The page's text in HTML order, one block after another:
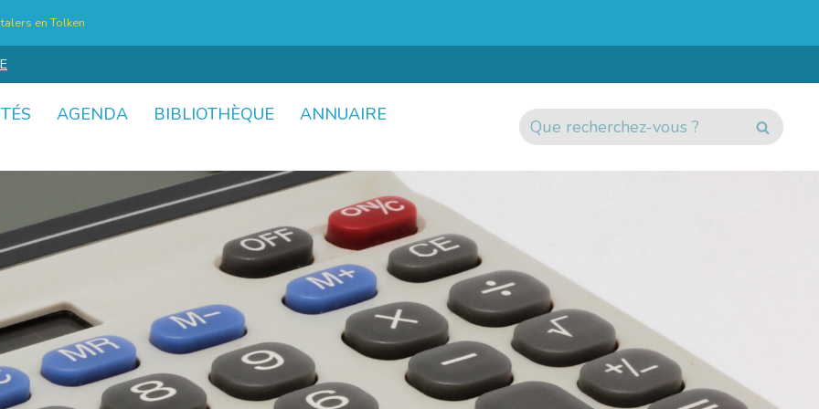
en Tolken
AGENDA BIBLIOTHÈQUE
ANNUAIRE